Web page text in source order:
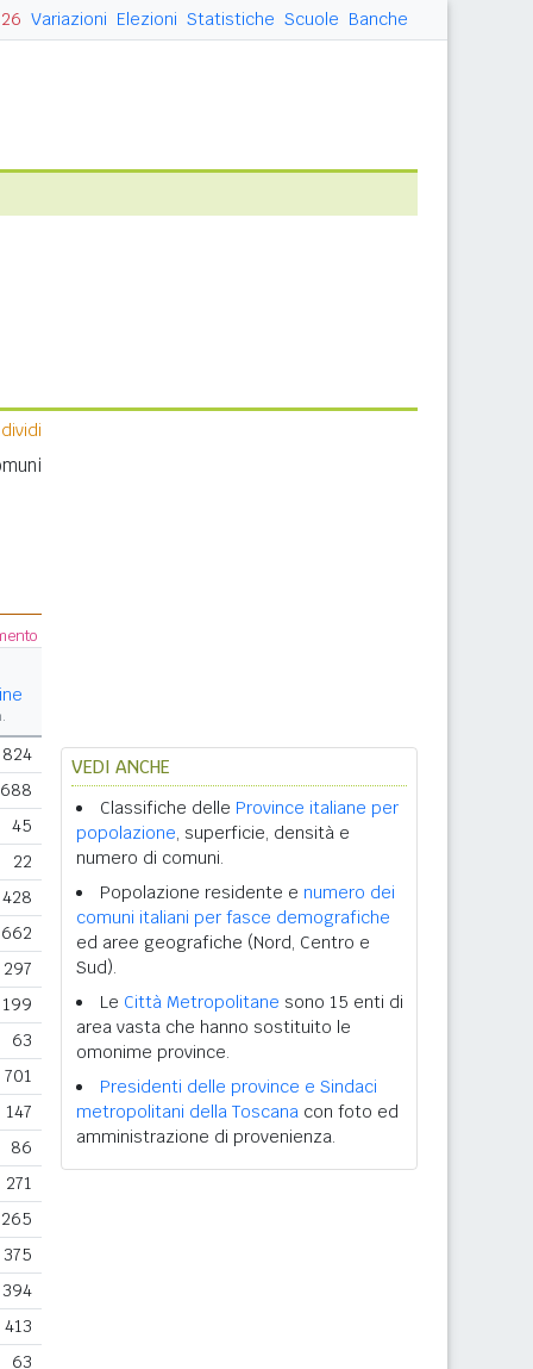
Variazioni Elezioni Statistiche Scuole Banche
824
688
45
22
428
662
297
199
63
701
147
86
271
265
375
394
413
63
VEDI ANCHE
Classifiche delle Province italiane per
popolazione, superficie, densità e
numero di comuni.
Popolazione residente e numero dei
comuni italiani per fasce demografiche
ed aree geografiche (Nord, Centro e
Sud).
Le Città Metropolitane sono 15 enti di
area vasta che hanno sostituito le
omonime province.
Presidenti delle province e Sindaci
metropolitani della Toscana con foto ed
amministrazione di provenienza.